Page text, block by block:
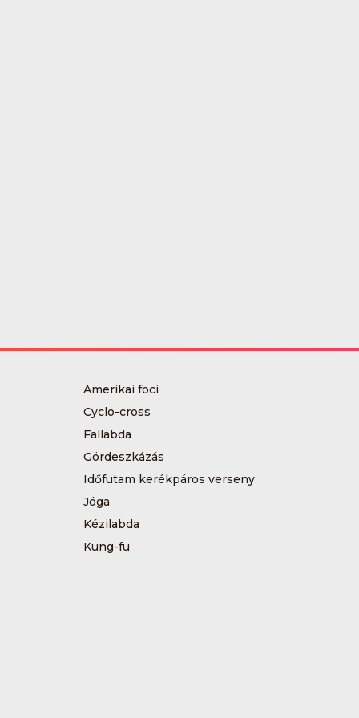
Amerikai foci
Cyclo-cross
Fallabda
Gördeszkázás
Időfutam kerékpáros verseny
Jóga
Kézilabda
Kung-fu